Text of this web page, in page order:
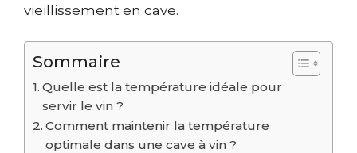
vieillissement en cave.
Sommaire
Quelle est la température idéale pour
servir le vin ?
Comment maintenir la température
optimale dans une cave à vin ?